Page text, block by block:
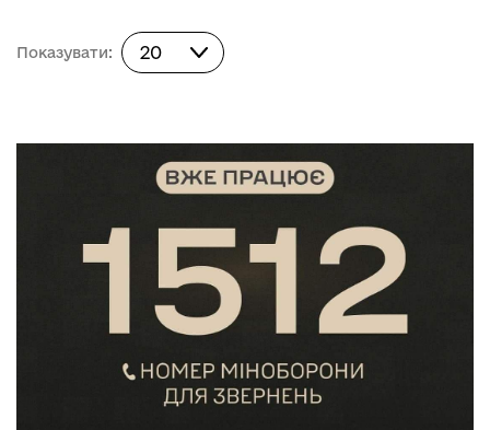
Показувати: Показувати:
20